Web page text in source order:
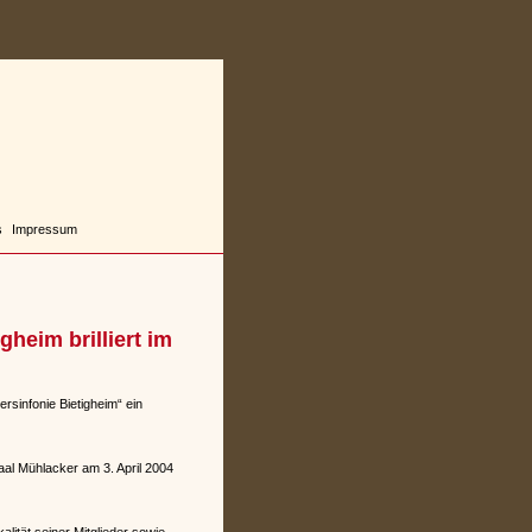
Impressum
brilliert im
Bietigheim“ ein
Mühlacker am 3. April 2004